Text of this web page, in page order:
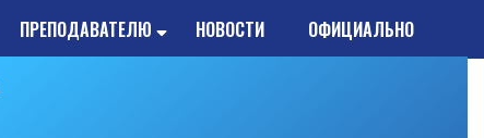
ПРЕПОДАВАТЕЛЮ НОВОСТИ ОФИЦИАЛЬНО